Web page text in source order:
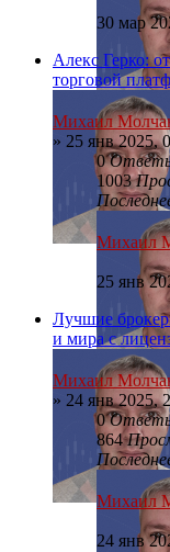
30 мар
Алекс Герко:
торговой
Михаил
» 25 янв 2025,
0
1003
Михаил
25 янв
Лучшие
и мира с
Михаил
» 24 янв 2025,
0
864
Михаил
24 янв